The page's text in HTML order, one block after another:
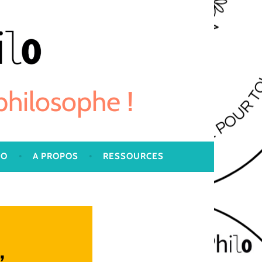
!
A PROPOS RESSOURCES